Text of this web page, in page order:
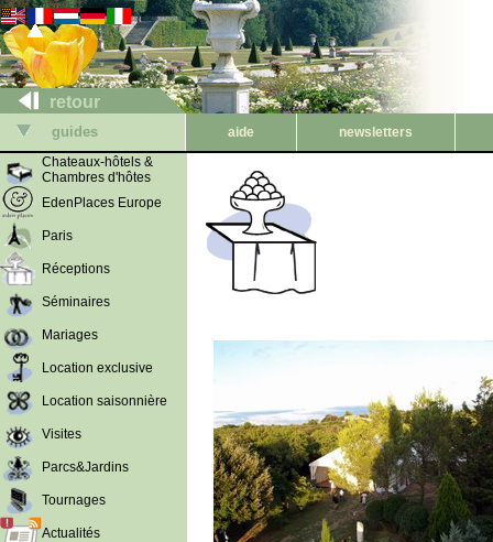
retour
guides aide
newsletters
Chateaux-hôtels &
Chambres d'hôtes
EdenPlaces Europe
Paris
Réceptions
Séminaires
Mariages
Location exclusive
Location saisonnière
Visites
Parcs&Jardins
Tournages
Actualités